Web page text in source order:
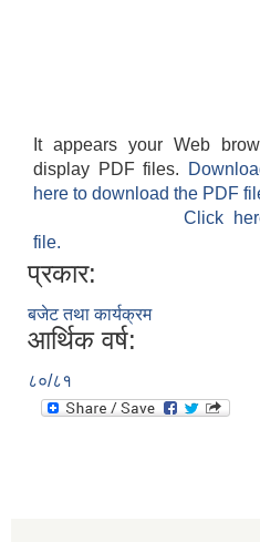
It appears your Web
display PDF files.
here to download the PDF
Click
file.
प्रकार:
बजेट तथा कार्यक्रम
आर्थिक वर्ष:
८०/८१